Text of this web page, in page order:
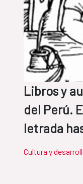
Libros y
del Perú.
letrada
Cultura y